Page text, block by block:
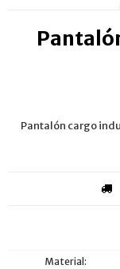
Pantalón cargo
Material